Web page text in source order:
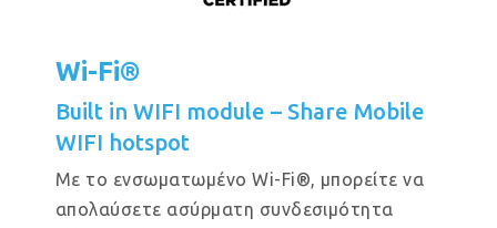
Wi-Fi®
Built in WIFI module – Share Mobile
WIFI hotspot
Με το ενσωματωμένο Wi-Fi®, μπορείτε να
απολαύσετε ασύρματη συνδεσιμότητα